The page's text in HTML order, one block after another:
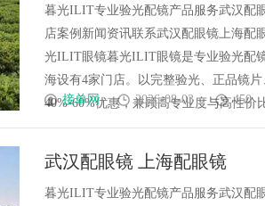
暮光ILIT专业验光配镜产品服务武汉配
店案例新闻资讯联系武汉配眼镜上海配
光ILIT眼镜暮光ILIT眼镜是专业验光配
海设有4家门店。以完整验光、正品镜
40%-60%优惠，兼顾高专业度与高性价
接单网 2026-08-03 450
武汉配眼镜 上海配眼镜
暮光ILIT专业验光配镜产品服务武汉配